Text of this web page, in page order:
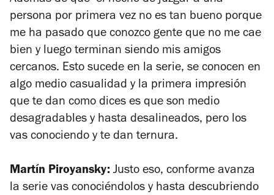
persona por primera vez no es tan bueno porque
me ha pasado que conozco gente que no me cae
bien y luego terminan siendo mis amigos
cercanos. Esto sucede en la serie, se conocen en
algo medio casualidad y la primera impresión
que te dan como dices es que son medio
desagradables y hasta desalineados, pero los
vas conociendo y te dan ternura.
Martín Piroyansky: Justo eso, conforme avanza
la serie vas conociéndolos y hasta descubriendo